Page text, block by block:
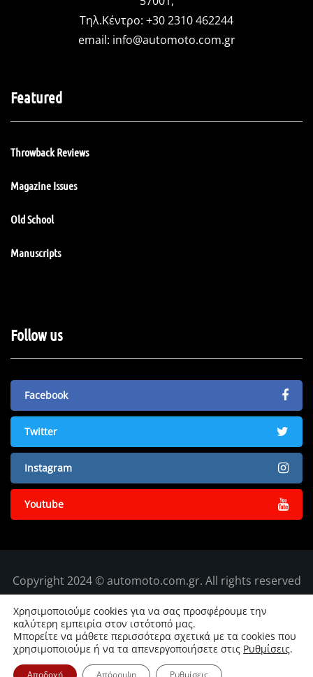
Τηλ.Κέντρο: +30 2310 462244
email: info@automoto.com.gr
Featured
Throwback Reviews
Magazine Issues
Old School
Manuscripts
Follow us
Facebook
Twitter
Instagram
Youtube
Copyright 2024 © automoto.com.gr. All rights reserved
Χρησιμοποιούμε cookies για να σας προσφέρουμε την
καλύτερη εμπειρία στον ιστότοπό μας.
Μπορείτε να μάθετε περισσότερα σχετικά με τα cookies που
χρησιμοποιούμε ή να τα απενεργοποιήσετε στις Ρυθμίσεις.
Αποδοχή Απόρριψη Ρυθμίσεις